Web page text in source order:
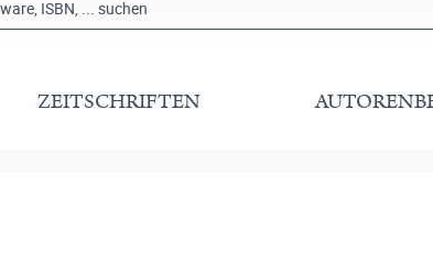
ZEITSCHRIFTEN